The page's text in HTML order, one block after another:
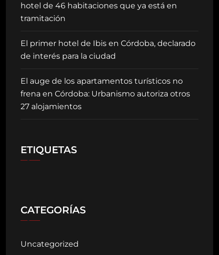
hotel de 46 habitaciones que ya está en
tramitación
El primer hotel de Ibis en Córdoba, declarado
de interés para la ciudad
El auge de los apartamentos turísticos no
frena en Córdoba: Urbanismo autoriza otros
27 alojamientos
ETIQUETAS
CATEGORÍAS
Uncategorized